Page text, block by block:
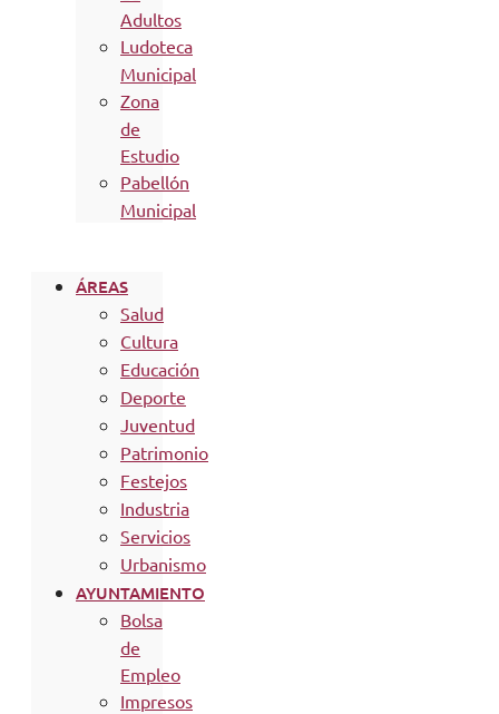
Adultos
Ludoteca
Municipal
Zona
de
Estudio
Pabellón
Municipal
ÁREAS
Salud
Cultura
Educación
Deporte
Juventud
Patrimonio
Festejos
Industria
Servicios
Urbanismo
AYUNTAMIENTO
Bolsa
de
Empleo
Impresos